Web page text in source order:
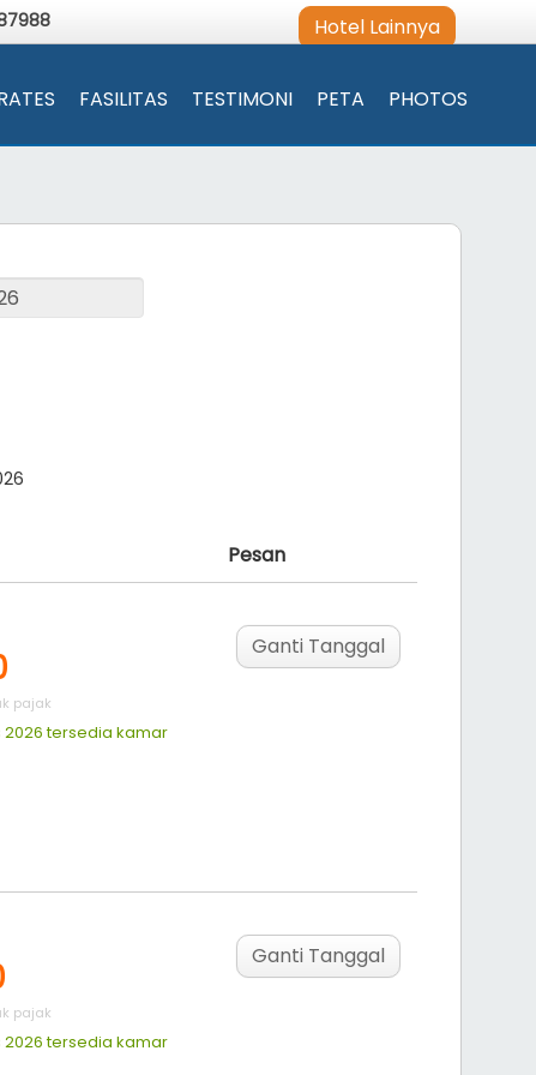
Hotel Lainnya
FASILITAS TESTIMONI PETA PHOTOS
Pesan
pajak
2026 tersedia kamar
Ganti Tanggal
pajak
2026 tersedia kamar
Ganti Tanggal